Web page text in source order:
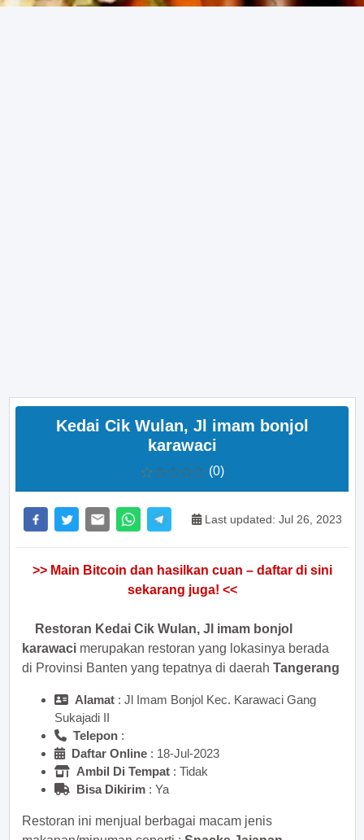
Kedai Cik Wulan, Jl imam bonjol
karawaci
(0)
Last updated: Jul 26, 2023
Restoran Kedai Cik Wulan, Jl imam bonjol
karawaci merupakan restoran yang lokasinya berada
di Provinsi Banten yang tepatnya di daerah Tangerang
Alamat : Jl Imam Bonjol Kec. Karawaci Gang
Sukajadi II
Telepon :
Daftar Online : 18-Jul-2023
Ambil Di Tempat : Tidak
Bisa Dikirim : Ya
Restoran ini menjual berbagai macam jenis